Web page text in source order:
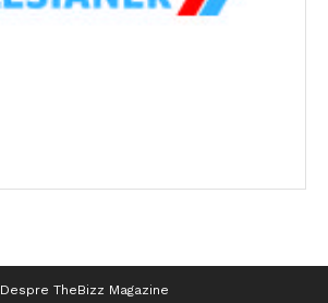
Despre TheBizz Magazine